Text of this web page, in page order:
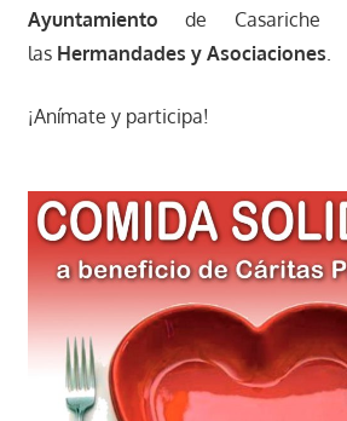
Ayuntamientode Casariche
lasHermandades y Asociaciones.
¡Anímate y participa!